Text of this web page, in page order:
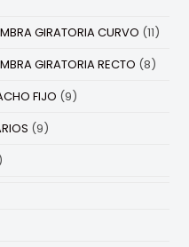
GIRATORIA CURVO (11)
GIRATORIA RECTO (8)
FIJO (9)
(9)